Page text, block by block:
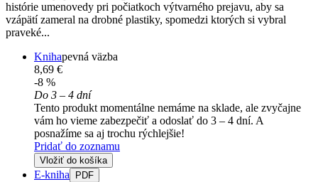
histórie umenovedy pri počiatkoch výtvarného prejavu, aby sa
vzápätí zameral na drobné plastiky, spomedzi ktorých si vybral
praveké...
Knihapevná väzba
8,69 €
-8 %
Do 3 – 4 dní
Tento produkt momentálne nemáme na sklade, ale zvyčajne
vám ho vieme zabezpečiť a odoslať do 3 – 4 dní. A
posnažíme sa aj trochu rýchlejšie!
Pridať do zoznamu
Vložiť do košíka
E-kniha PDF